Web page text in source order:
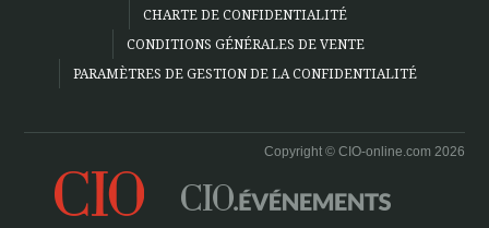
CHARTE DE CONFIDENTIALITÉ
CONDITIONS GÉNÉRALES DE VENTE
PARAMÈTRES DE GESTION DE LA CONFIDENTIALITÉ
Copyright © CIO-online.com 2026